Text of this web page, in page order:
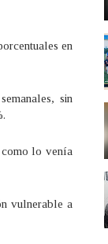
en
sin
como lo venía
vulnerable a